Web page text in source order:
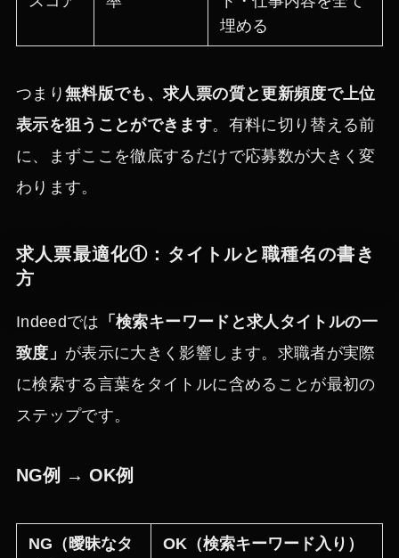
埋める
つまり 無料版でも、求人票の質と更新頻度で上位
表示を狙うことができます。有料に切り替える前
に、まずここを徹底するだけで応募数が大きく変
わります。
求人票最適化①：タイトルと職種名の書き
方
Indeedでは 「検索キーワードと求人タイトルの一
致度」 が表示に大きく影響します。求職者が実際
に検索する言葉をタイトルに含めることが最初の
ステップです。
NG例 → OK例
NG（曖昧なタ
OK（検索キーワード入り）